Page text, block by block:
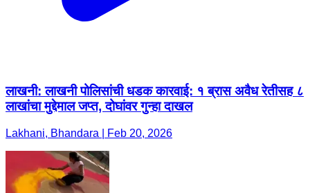
लाखनी: लाखनी पोलिसांची धडक कारवाई: १ ब्रास अवैध रेतीसह ८
लाखांचा मुद्देमाल जप्त, दोघांवर गुन्हा दाखल
Lakhani, Bhandara | Feb 20, 2026